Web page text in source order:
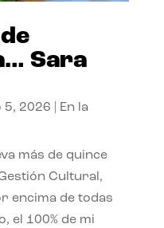
Sara
5, 2026
En la
más de quince
Cultural,
encima de todas
el 100% de mi